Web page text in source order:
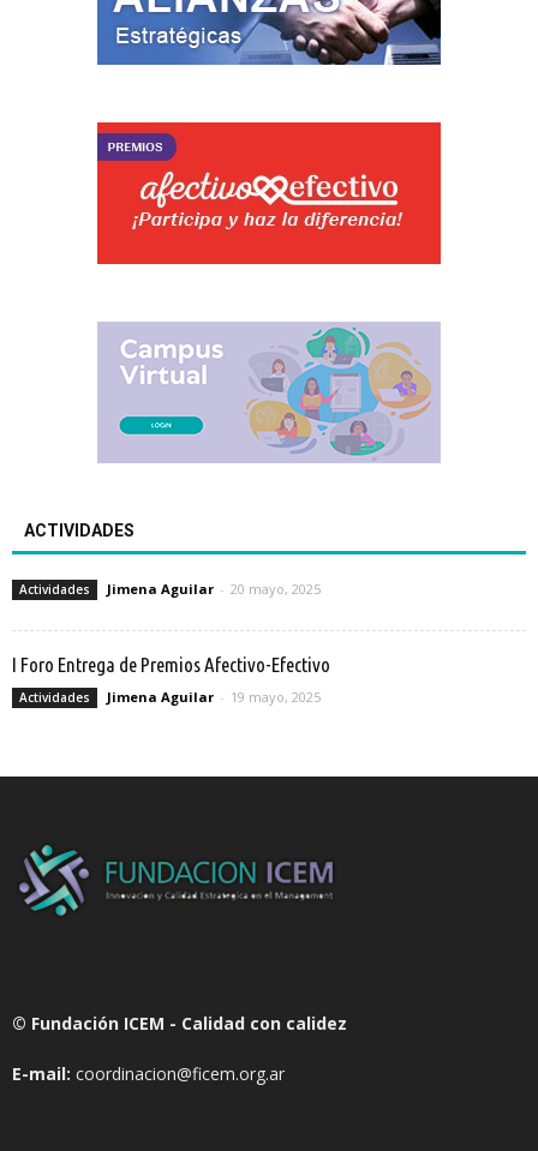
ACTIVIDADES
Actividades Jimena Aguilar - 20 mayo, 2025
I Foro Entrega de Premios Afectivo-Efectivo
Actividades Jimena Aguilar - 19 mayo, 2025
© Fundación ICEM - Calidad con calidez
E-mail: coordinacion@ficem.org.ar